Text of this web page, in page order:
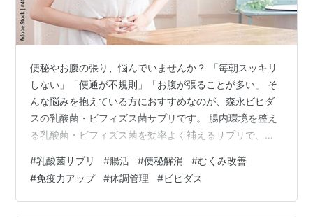
便秘やお腹の張り、悩んでいませんか？ 「毎朝スッキリ
しない」「便通が不規則」「お腹が張ることが多い」 そ
んな悩みを抱えている方におすすめなのが、森永ビヒダ
スの乳酸菌・ビフィズス菌サプリです。 腸内環境を整え
る乳酸菌・ビフィズス菌を効率よく補えるサプリで、管
や効果を徹底解説します。 【ビヒダスの乳酸菌・ビフィ
ズス菌とは？】 ビヒダス 生きて届く ビフィズス菌
BB536 約180日分(6袋)【 森永乳業 公式 】 ビフィズス菌
#乳酸菌サプリ #腸活 #便秘解消 #むくみ改善
#免疫力アップ #体調管理 #ビヒダス